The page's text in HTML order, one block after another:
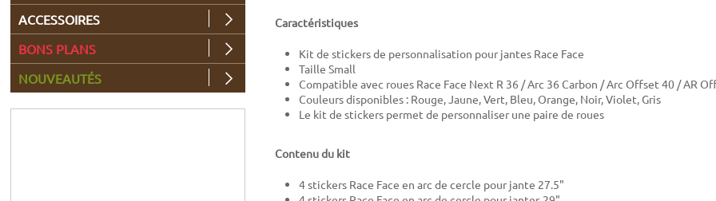
Caractéristiques
Kit de stickers de personnalisation pour jantes Race Face
Taille Small
Compatible avec roues Race Face Next R 36 / Arc 36 Carbon / Arc Offset 40 / AR
Couleurs disponibles : Rouge, Jaune, Vert, Bleu, Orange, Noir, Violet, Gris
Le kit de stickers permet de personnaliser une paire de roues
Contenu du kit
4 stickers Race Face en arc de cercle pour jante 27.5"
ACCESSOIRES
BONS PLANS
NOUVEAUTÉS